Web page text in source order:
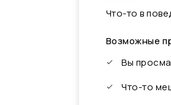
Что-то в
Возможные
Вы
Что-то